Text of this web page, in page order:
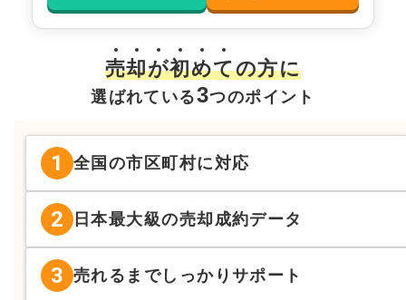
売却が初めての方に
選ばれている3つのポイント
1 全国の市区町村に対応
2 日本最大級の売却成約データ
3 売れるまでしっかりサポート